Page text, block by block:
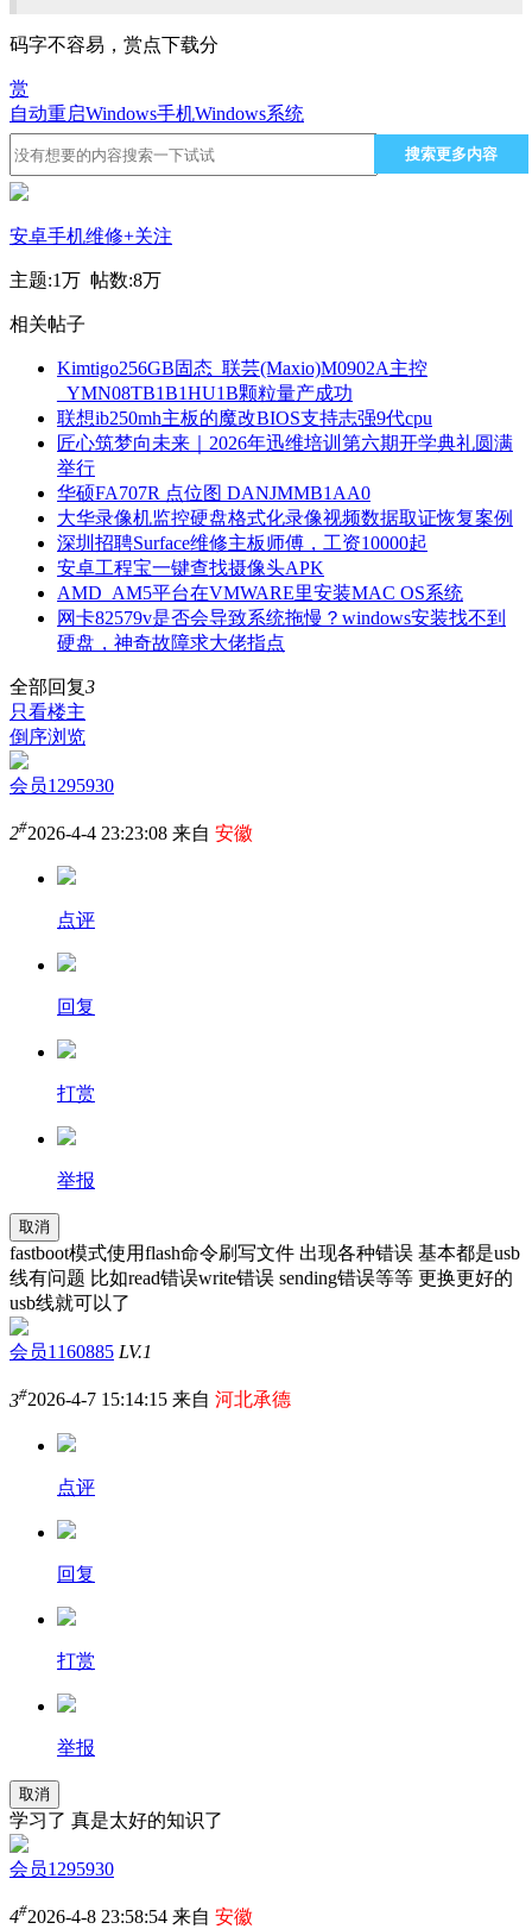
码字不容易，赏点下载分
赏
自动重启Windows手机Windows系统
搜索更多内容
安卓手机维修+关注
主题:1万 帖数:8万
相关帖子
Kimtigo256GB固态_联芸(Maxio)M0902A主控
_YMN08TB1B1HU1B颗粒量产成功
联想ib250mh主板的魔改BIOS支持志强9代cpu
匠心筑梦向未来｜2026年迅维培训第六期开学典礼圆满
举行
华硕FA707R 点位图 DANJMMB1AA0
大华录像机监控硬盘格式化录像视频数据取证恢复案例
深圳招聘Surface维修主板师傅，工资10000起
安卓工程宝一键查找摄像头APK
AMD_AM5平台在VMWARE里安装MAC OS系统
网卡82579v是否会导致系统拖慢？windows安装找不到
硬盘，神奇故障求大佬指点
全部回复3
只看楼主
倒序浏览
会员1295930
2#2026-4-4 23:23:08 来自 安徽
点评
回复
打赏
举报
取消
fastboot模式使用flash命令刷写文件 出现各种错误 基本都是usb
线有问题 比如read错误write错误 sending错误等等 更换更好的
usb线就可以了
会员1160885 LV.1
3#2026-4-7 15:14:15 来自 河北承德
点评
回复
打赏
举报
取消
学习了 真是太好的知识了
会员1295930
4#2026-4-8 23:58:54 来自 安徽